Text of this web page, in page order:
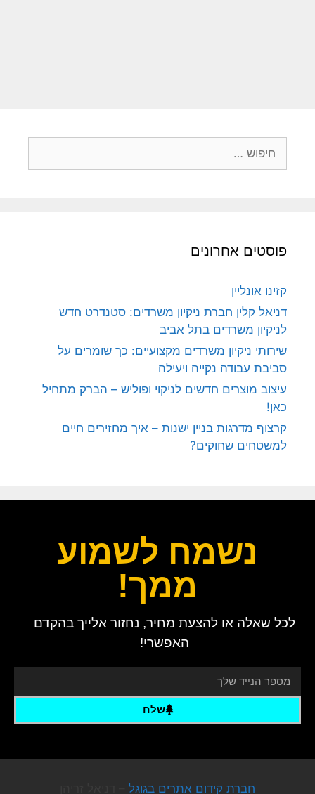
פוסטים אחרונים
קזינו אונליין
דניאל קלין חברת ניקיון משרדים: סטנדרט חדש
לניקיון משרדים בתל אביב
שירותי ניקיון משרדים מקצועיים: כך שומרים על
סביבת עבודה נקייה ויעילה
עיצוב מוצרים חדשים לניקוי ופוליש – הברק מתחיל
כאן!
קרצוף מדרגות בניין ישנות – איך מחזירים חיים
למשטחים שחוקים?
נשמח לשמוע
ממך!
לכל שאלה או להצעת מחיר, נחזור אלייך בהקדם
האפשרי!
שלח
חברת קידום אתרים בגוגל